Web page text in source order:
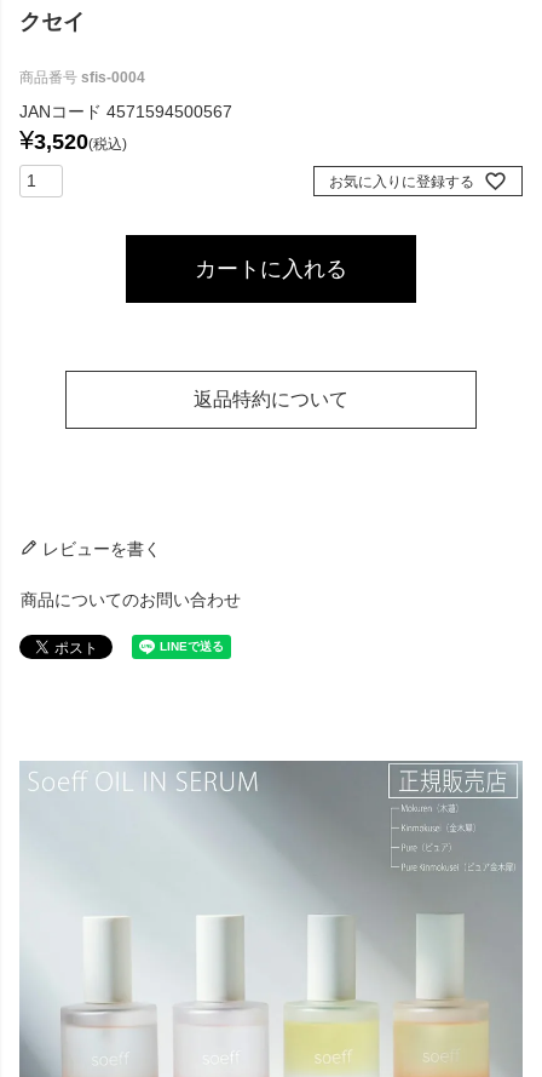
クセイ
商品番号 sfis-0004
JANコード 4571594500567
¥3,520 税込
お気に入りに登録する
カートに入れる
返品特約について
レビューを書く
商品についてのお問い合わせ